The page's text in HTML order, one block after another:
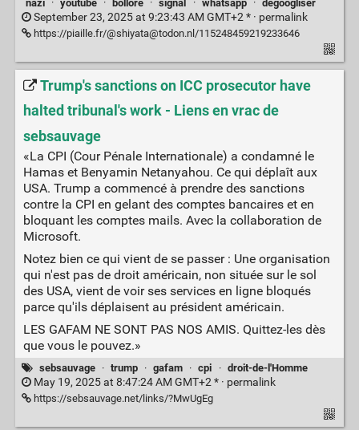
nazi
· youtube · bolloré · signal · whatsapp · degoogliser
September 23, 2025 at 9:23:43 AM GMT+2 * · permalink
https://piaille.fr/@shiyata@todon.nl/115248459219233646
Trump's sanctions on ICC prosecutor have
halted tribunal's work - Liens en vrac de
sebsauvage
«La CPI (Cour Pénale Internationale) a condamné le
Hamas et Benyamin Netanyahou. Ce qui déplaît aux
USA. Trump a commencé à prendre des sanctions
contre la CPI en gelant des comptes bancaires et en
bloquant les comptes mails. Avec la collaboration de
Microsoft.
Notez bien ce qui vient de se passer : Une organisation
qui n'est pas de droit américain, non située sur le sol
des USA, vient de voir ses services en ligne bloqués
parce qu'ils déplaisent au président américain.
LES GAFAM NE SONT PAS NOS AMIS. Quittez-les dès
que vous le pouvez.»
sebsauvage · trump · gafam · cpi · droit-de-l'Homme
May 19, 2025 at 8:47:24 AM GMT+2 * · permalink
https://sebsauvage.net/links/?MwUgEg